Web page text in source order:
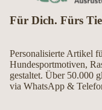
Für Dich. Fürs
Personalisierte Artikel
Hundesportmotiven,
gestaltet. Über 50.000
via WhatsApp &